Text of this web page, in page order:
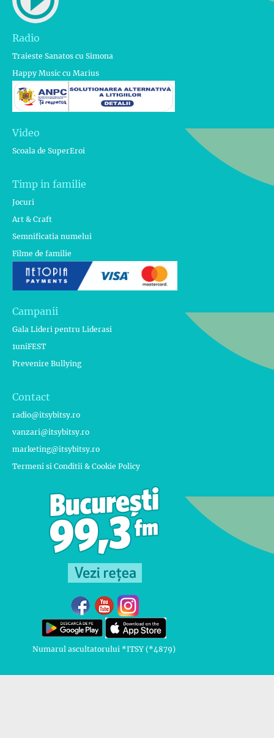
Radio
Traieste Sanatos cu Simona
Happy Music cu Marius
Video
Scoala de SuperEroi
Timp in familie
Jocuri
Art & Craft
Semnificatia numelui
Filme de familie
Campanii
Gala Lideri pentru Liderasi
1uniFEST
Prevenire Bullying
Contact
radio@itsybitsy.ro
vanzari@itsybitsy.ro
marketing@itsybitsy.ro
Termeni si Conditii & Cookie Policy
Numarul ascultatorului *ITSY (*4879)